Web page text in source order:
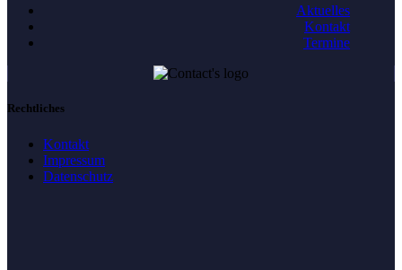
Aktuelles
Kontakt
Termine
Rechtliches
Kontakt
Impressum
Datenschutz